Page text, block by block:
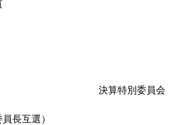
）
別委員会
長互選）